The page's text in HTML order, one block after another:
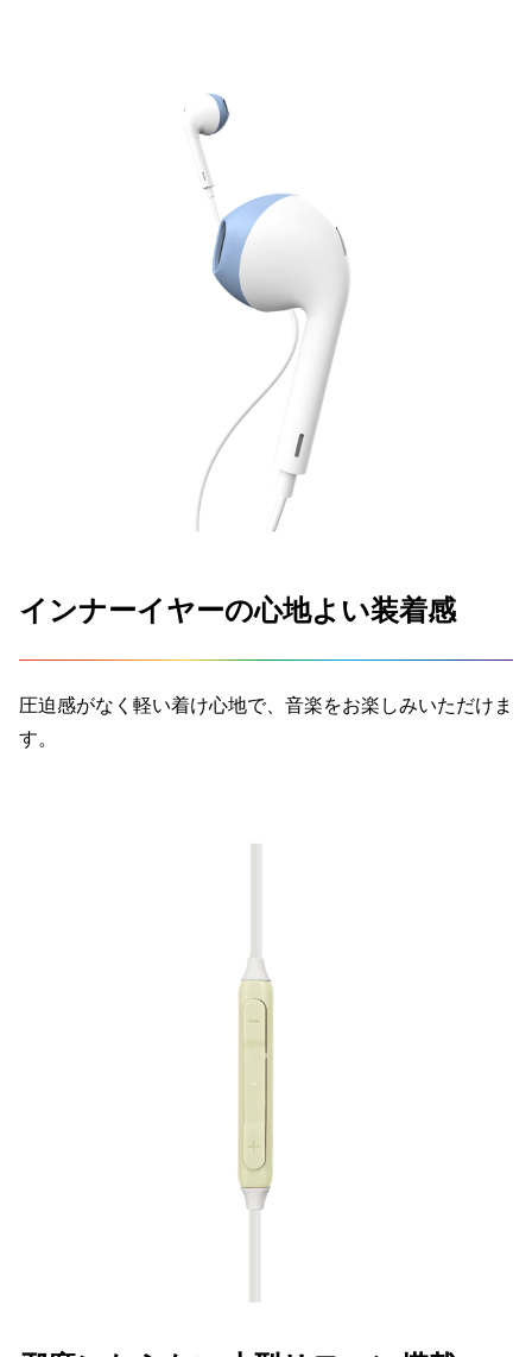
インナーイヤーの心地よい装着感
圧迫感がなく軽い着け心地で、音楽をお楽しみいただけま
す。